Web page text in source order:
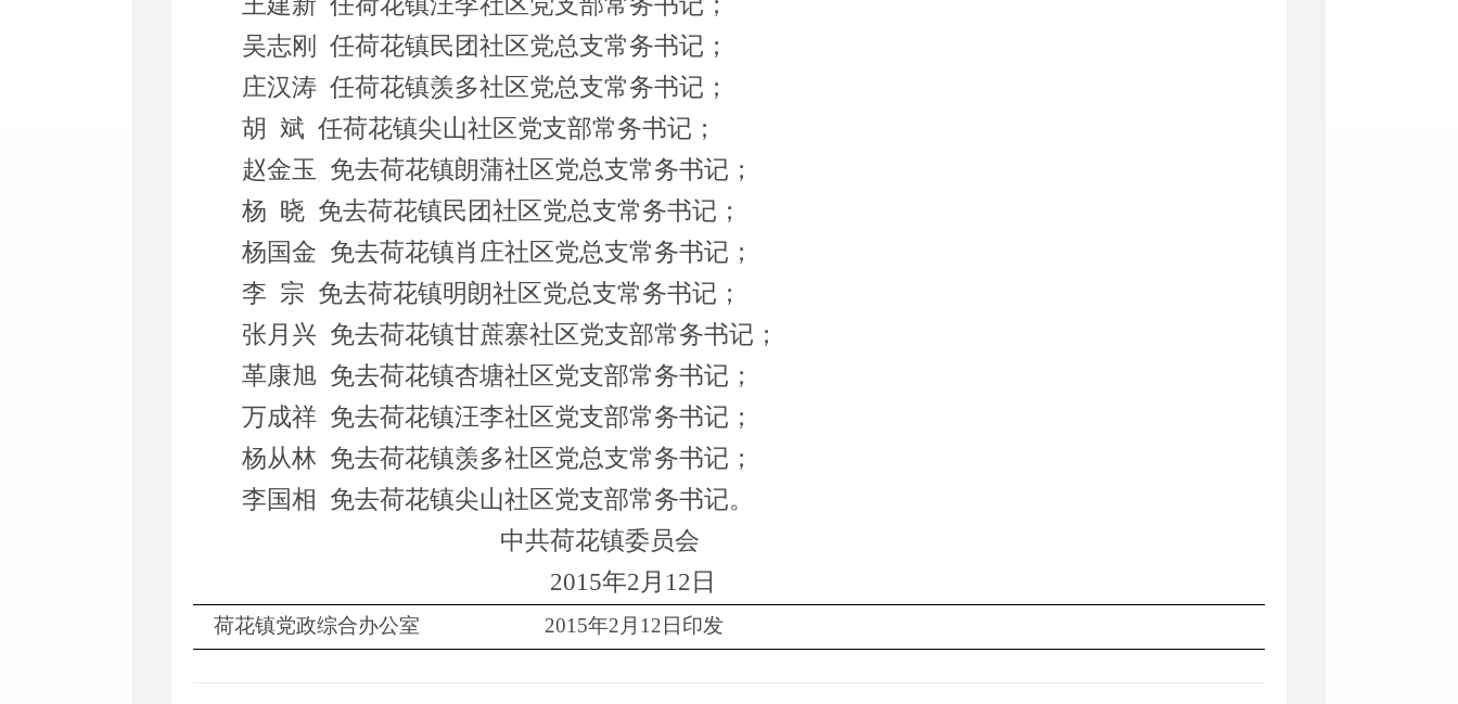
吴志刚 任荷花镇民团社区党总支常务书记；
庄汉涛 任荷花镇羡多社区党总支常务书记；
胡 斌 任荷花镇尖山社区党支部常务书记；
赵金玉 免去荷花镇朗蒲社区党总支常务书记；
杨 晓 免去荷花镇民团社区党总支常务书记；
杨国金 免去荷花镇肖庄社区党总支常务书记；
李 宗 免去荷花镇明朗社区党总支常务书记；
张月兴 免去荷花镇甘蔗寨社区党支部常务书记；
革康旭 免去荷花镇杏塘社区党支部常务书记；
万成祥 免去荷花镇汪李社区党支部常务书记；
杨从林 免去荷花镇羡多社区党总支常务书记；
李国相 免去荷花镇尖山社区党支部常务书记。
中共荷花镇委员会
2015年2 月 12 日
荷花镇党政综合办公室 2015年2月 12 日印发